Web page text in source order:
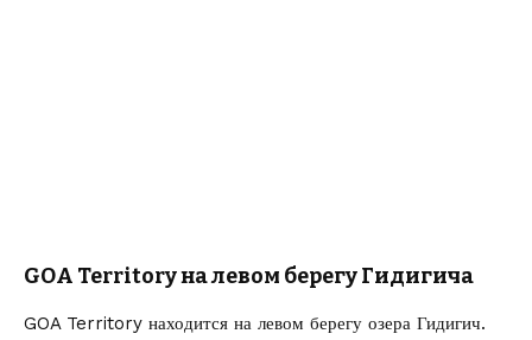
GOA Territory на левом берегу Гидигича
GOA Territory находится на левом берегу озера Гидигич.